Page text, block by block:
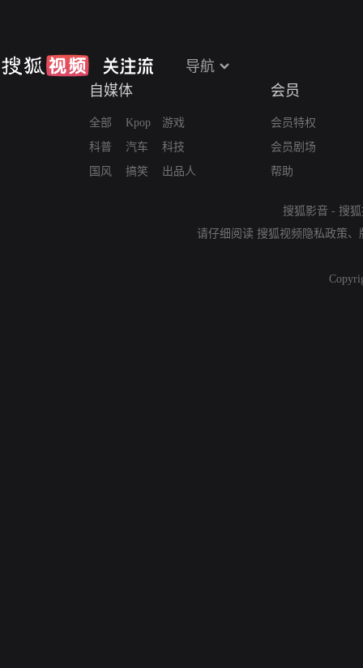
导航
自媒体
全部
科普
国风
Kpop
汽车
搞笑
游戏
科技
出品人
会员
会员特权
会员剧场
帮助
搜狐影音 - 搜
请仔细阅读 搜狐视频隐私政策、